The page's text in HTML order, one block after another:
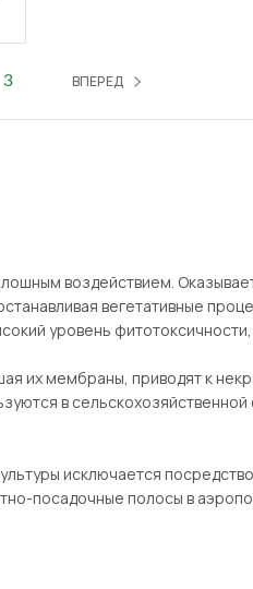
3 ВПЕРЕД
воздействием.
вегетативные
уровень
их мембраны, приводят к
в
исключается
посадочные полосы в